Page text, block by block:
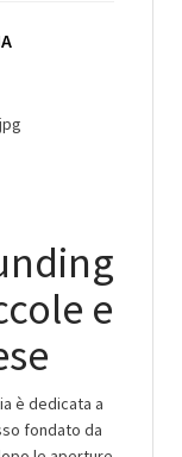
e
è dedicata a
fondato da